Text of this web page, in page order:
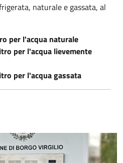
naturale e gassata, al
per l'acqua naturale
per l'acqua lievemente
per l'acqua gassata